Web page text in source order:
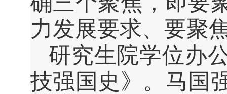
力发展要求、要聚
研究生院学位办
技强国史》。马国